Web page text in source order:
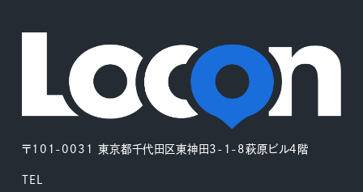
〒101-0031 東京都千代田区東神田3-1-8萩原ビル4階
TEL